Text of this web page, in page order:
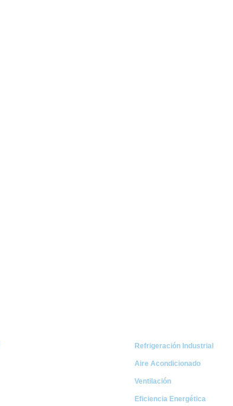
Refrigeración Industrial
Aire Acondicionado
Ventilación
Eficiencia Energética